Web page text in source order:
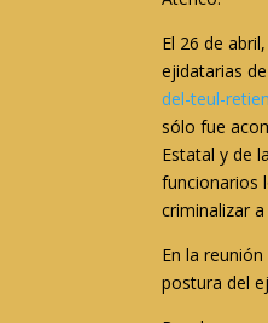
El 26 de
ejidatarias
del-teul-
sólo fue
Estatal y de
funcionarios
criminalizar
En la
postura del